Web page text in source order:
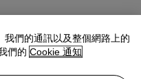
們的通訊以及整個網路上的
們的 Cookie 通知